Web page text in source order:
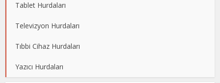
Tablet Hurdaları
Televizyon Hurdaları
Tıbbi Cihaz Hurdaları
Yazıcı Hurdaları